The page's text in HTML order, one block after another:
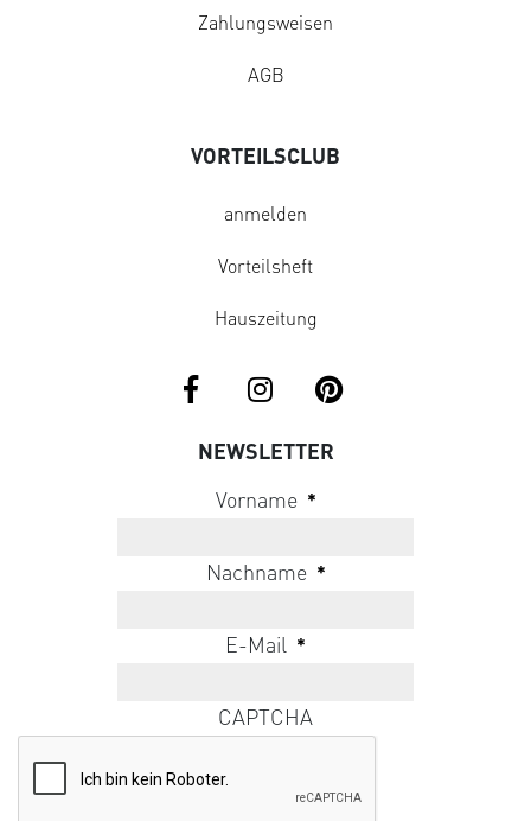
Zahlungsweisen
AGB
VORTEILSCLUB
anmelden
Vorteilsheft
Hauszeitung
NEWSLETTER
Vorname *
Nachname *
E-Mail *
CAPTCHA